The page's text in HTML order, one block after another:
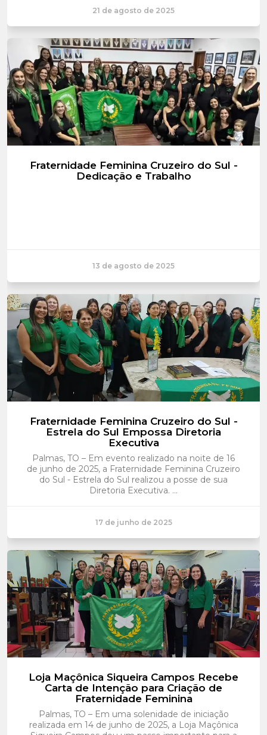
21 de agosto de 2025
Fraternidade Feminina Cruzeiro do Sul -
Dedicação e Trabalho
13 de agosto de 2025
Fraternidade Feminina Cruzeiro do Sul -
Estrela do Sul Empossa Diretoria
Executiva
Palmas, TO – Em evento realizado na noite de 16
de junho de 2025, a Fraternidade Feminina Cruzeiro
do Sul - Estrela do Sul realizou a posse de sua
Diretoria Executiva. ...
17 de junho de 2025
Loja Maçônica Siqueira Campos Recebe
Carta de Intenção para Criação de
Fraternidade Feminina
Palmas, TO – Em uma solenidade de iniciação
realizada em 14 de junho de 2025, a Loja Maçônica